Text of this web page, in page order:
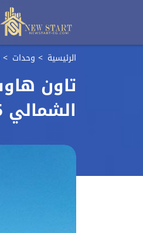
الرئيسية وحدات
الشمالي SOLEN Marina 5